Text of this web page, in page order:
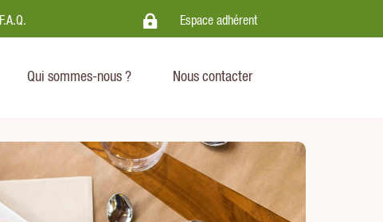
F.A.Q.  Espace adhérent
Qui sommes-nous ? Nous contacter